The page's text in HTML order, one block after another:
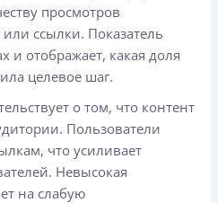
просмотров
ссылки. Показатель
и отображает, какая доля
целевое шаг.
о том, что контент
Пользователи
что усиливает
Невысокая
на слабую